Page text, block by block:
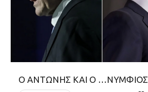
Ο ΑΝΤΩΝΗΣ ΚΑΙ Ο …ΝΥΜΦΙΟΣ